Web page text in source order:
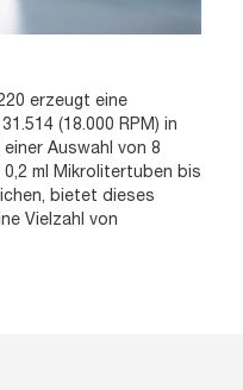
erzeugt eine
(18.000 RPM) in
Auswahl von 8
ml Mikrolitertuben bis
bietet dieses
Vielzahl von